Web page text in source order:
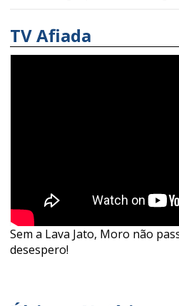
TV Afiada
Sem a Lava Jato, Moro não
desespero!